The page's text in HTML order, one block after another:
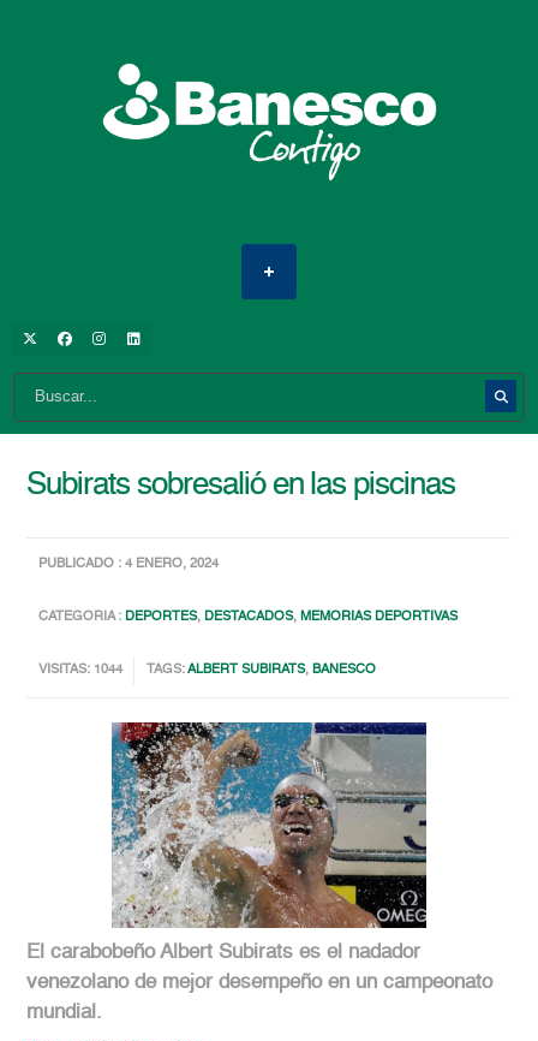
Subirats sobresalió en las piscinas
PUBLICADO : 4 ENERO, 2024
CATEGORIA :DEPORTES,DESTACADOS,MEMORIAS DEPORTIVAS
VISITAS: 1044 TAGS:ALBERT SUBIRATS,BANESCO
El carabobeño Albert Subirats es el nadador
venezolano de mejor desempeño en un campeonato
mundial.